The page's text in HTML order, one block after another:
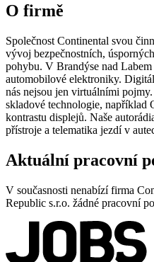
O firmě
Společnost Continental svou
vývoj bezpečnostních,
pohybu. V Brandýse nad Labem
automobilové elektroniky.
nás nejsou jen virtuálními
skladové technologie,
kontrastu displejů. Naše
přístroje a telematika jezdí v
Aktuální pracovní
V současnosti nenabízí firma
Republic s.r.o. žádné pracovní